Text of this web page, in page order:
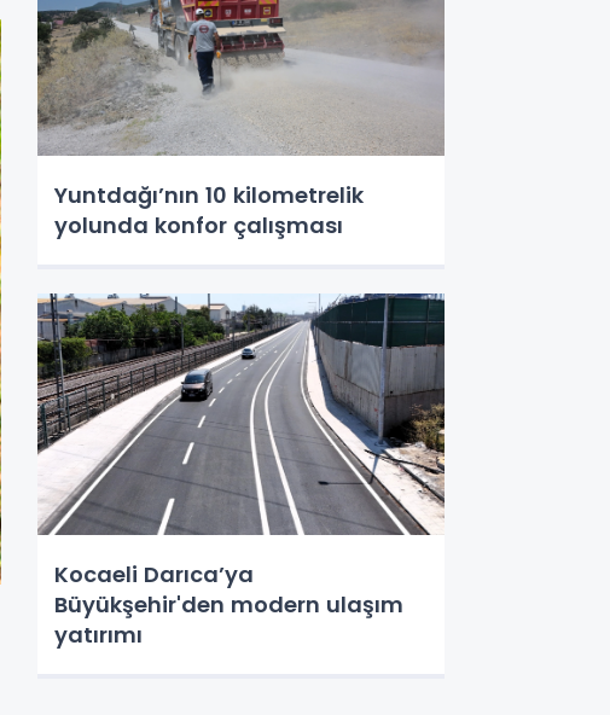
Yuntdağı’nın 10 kilometrelik
yolunda konfor çalışması
Kocaeli Darıca’ya
Büyükşehir'den modern ulaşım
yatırımı